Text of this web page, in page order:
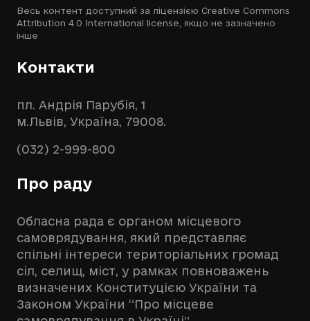
Весь контент доступний за ліцензією Creative Commons
Attribution 4.0 International license , якщо не зазначено
інше
Контакти
пл. Андрія Парубія, 1
м.Львів, Україна, 79008.
(032) 2-999-800
Про раду
Обласна рада є органом місцевого
самоврядування, який представляє
спільні інтереси територіальних громад
сіл, селищ, міст, у рамках повноважень
визначених Конституцією України та
Законом України “Про місцеве